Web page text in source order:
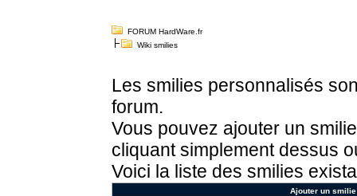
FORUM HardWare.fr
Wiki smilies
Les smilies personnalisés
forum.
Vous pouvez ajouter un
cliquant simplement dessus
Voici la liste des smilies
Ajouter un